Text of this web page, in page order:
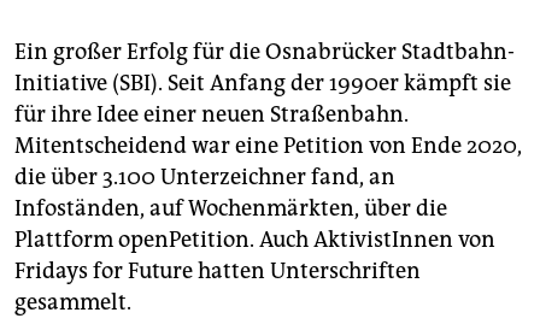
Ein großer Erfolg für die Osnabrücker Stadtbahn-
Initiative (SBI). Seit Anfang der 1990er kämpft sie
für ihre Idee einer neuen Straßenbahn.
Mitentscheidend war eine Petition von Ende 2020,
die über 3.100 Unterzeichner fand, an
Infoständen, auf Wochenmärkten, über die
Plattform openPetition. Auch AktivistInnen von
Fridays for Future hatten Unterschriften
gesammelt.